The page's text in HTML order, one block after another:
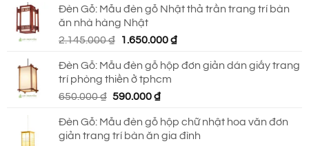
là:
2.790.000 ₫.
tại
2.150.000 ₫.
Đèn Gỗ: Mẫu đèn gỗ Nhật thả trần trang trí bàn
ăn nhà hàng Nhật
2.145.000₫
Giá
là:
2.145.000 ₫.
1.650.000₫Giá
tại
Đèn Gỗ: Mẫu đèn gỗ hộp đơn giản dán giấy trang
trí phòng thiền ở tphcm
650.000₫ Giá
là:
650.000 ₫.
590.000₫Giá
tại
là:
Đèn Gỗ: Mẫu đèn gỗ hộp chữ nhật hoa văn đơn
giản trang trí bàn ăn gia đình